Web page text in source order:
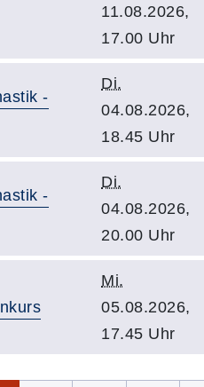
11.08.2026,
17.00 Uhr
-
Di.
04.08.2026,
18.45 Uhr
-
Di.
04.08.2026,
20.00 Uhr
Mi.
05.08.2026,
17.45 Uhr